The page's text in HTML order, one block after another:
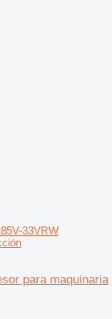
33VRW
para maquinaria